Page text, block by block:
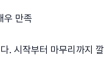
우 만족
. 시작부터 마무리까지 깔